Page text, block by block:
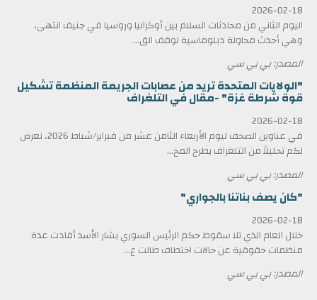
2026-02-18
اليوم الثاني من محادثات السلام بين أوكرانيا وروسيا في جنيف انتهى،
وهي أحدث محاولة دبلوماسية لوقف الق...
المصدر: بي بي سي
"الولايات المتحدة تريد من عصابات الجريمة المنظمة تشكيل
قوة شرطة غزة" -مقال في التلغراف
2026-02-18
في عناوين الصحف ليوم الأربعاء الثامن عشر من فبراير/شباط 2026، نعرض
لكم تحليلاً من التلغراف يطرح المخ...
المصدر: بي بي سي
"كان يصف بناتنا بالجواري"
2026-02-18
خلال العام الذي تلا سقوط حكم الرئيس السوري بشار الأسد أفادت عدة
منظمات حقوقية عن حالات اختطاف طالت ع...
المصدر: بي بي سي